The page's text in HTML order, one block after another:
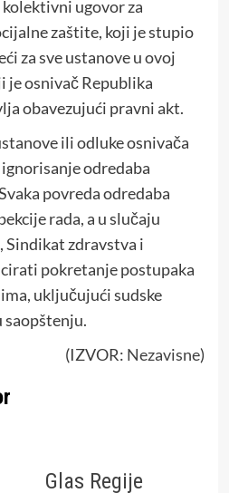
ugovor za
zaštite, koji je stupio
za sve ustanove u ovoj
je osnivač Republika
obavezujući pravni akt.
ili odluke osnivača
odredaba
povreda odredaba
rada, a u slučaju
Sindikat zdravstva i
pokretanje postupaka
uključujući sudske
saopštenju.
(IZVOR: Nezavisne)
Glas Regije